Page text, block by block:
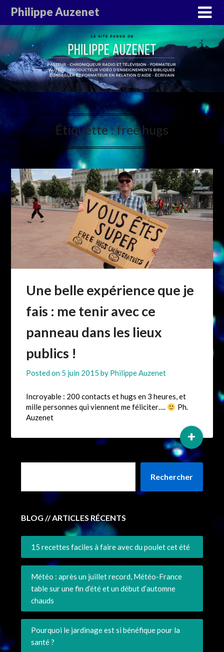
Philippe Auzenet
Étiquette :free hugs
Une belle expérience que je
fais : me tenir avec ce
panneau dans les lieux
publics !
Posted on 5 juin 2015 by Philippe Auzenet
Incroyable : 200 contacts et hugs en 3 heures, et
mille personnes qui viennent me féliciter….
Ph.
Auzenet
+
Rechercher
BLOG // ARTICLES RÉCENTS
15 recettes faciles à faire avec du poulet cet été
Météo : après un juillet record, Météo-France
table sur une fin d’été et un début d’automne
chauds
Pourquoi le jardinage est si bénéfique pour la
santé ?